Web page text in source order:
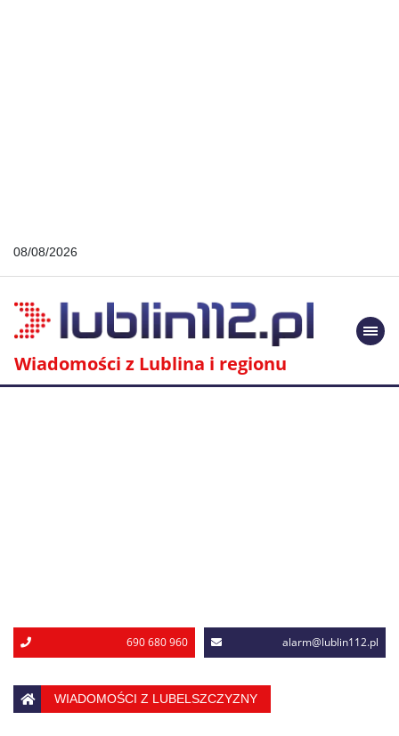
08/08/2026
Wiadomości z Lublina i regionu
690 680 960 alarm@lublin112.pl
WIADOMOŚCI Z LUBELSZCZYZNY